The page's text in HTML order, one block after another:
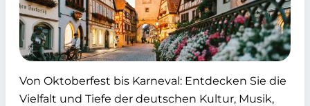
Von Oktoberfest bis Karneval: Entdecken Sie die
Vielfalt und Tiefe der deutschen Kultur, Musik,